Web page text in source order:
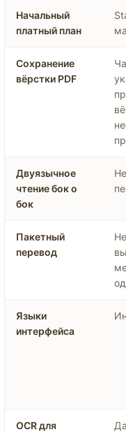
Начальный
платный план
Сохранение
вёрстки PDF
Двуязычное
чтение бок о
бок
Пакетный
перевод
Языки
интерфейса
OCR для